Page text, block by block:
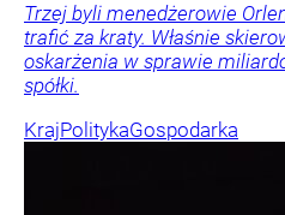
Trzej byli menedżerowie
trafić za kraty. Właśnie
oskarżenia w sprawie
spółki.
KrajPolitykaGospodarka